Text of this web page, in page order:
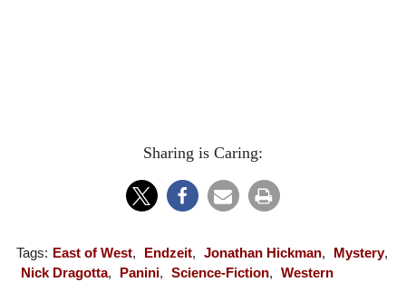
Sharing is Caring:
Tags: East of West, Endzeit, Jonathan Hickman, Mystery,
Nick Dragotta, Panini, Science-Fiction, Western